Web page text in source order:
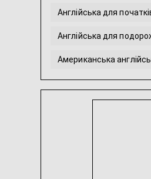
Англійська для
Англійська для
Американська
Переклад з